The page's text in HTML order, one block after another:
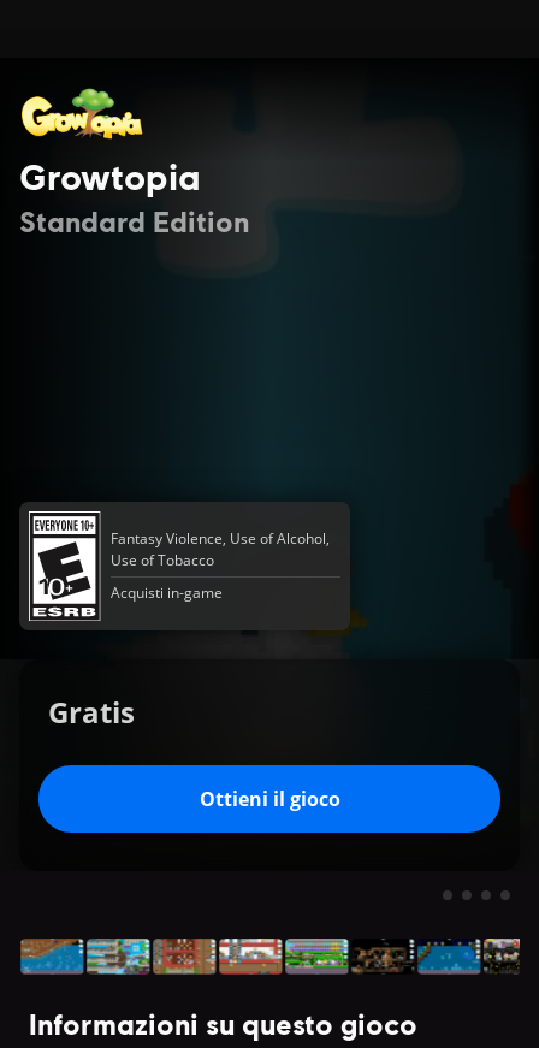
Growtopia
Standard Edition
Fantasy Violence, Use of Alcohol,
Use of Tobacco
Acquisti in-game
Gratis
Ottieni il gioco
Informazioni su questo gioco